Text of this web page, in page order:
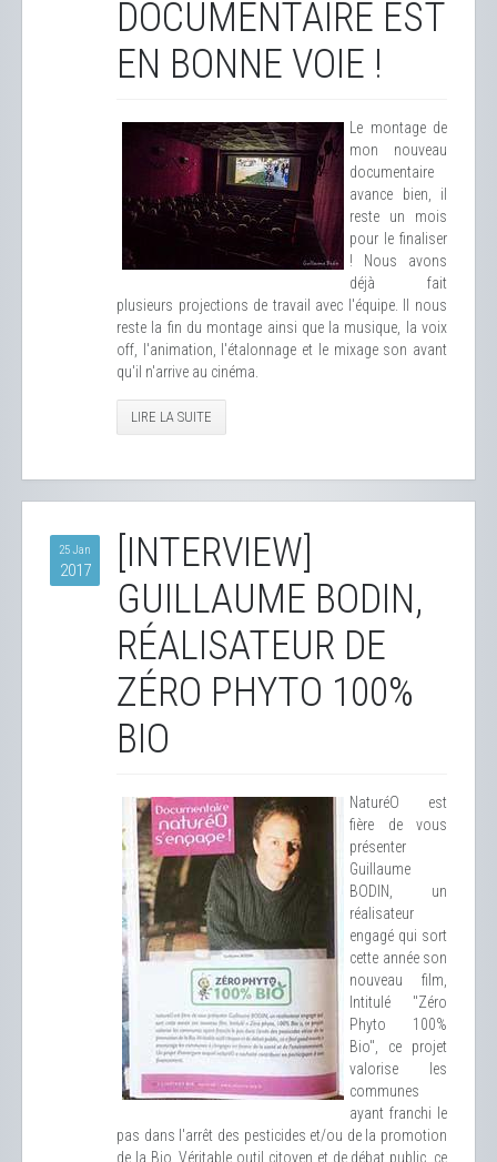
DOCUMENTAIRE EST
EN BONNE VOIE !
Le montage de
mon nouveau
documentaire
avance bien, il
reste un mois
pour le finaliser
! Nous avons
déjà fait
plusieurs projections de travail avec l'équipe. Il nous
reste la fin du montage ainsi que la musique, la voix
off, l'animation, l'étalonnage et le mixage son avant
qu'il n'arrive au cinéma.
LIRE LA SUITE
25 Jan
2017
[INTERVIEW]
GUILLAUME BODIN,
RÉALISATEUR DE
ZÉRO PHYTO 100%
BIO
NaturéO est
fière de vous
présenter
Guillaume
BODIN, un
réalisateur
engagé qui sort
cette année son
nouveau film,
Intitulé "Zéro
Phyto 100%
Bio", ce projet
valorise les
communes
ayant franchi le
pas dans l'arrêt des pesticides et/ou de la promotion
de la Bio. Véritable outil citoyen et de débat public, ce